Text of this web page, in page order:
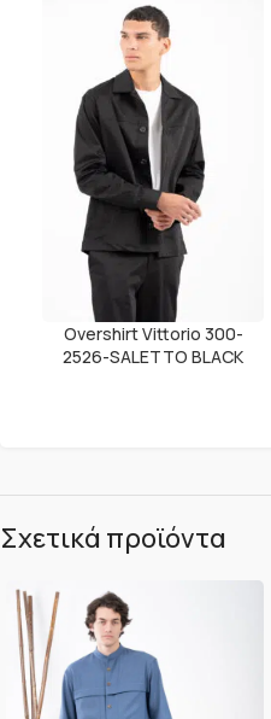
Overshirt Vittorio 300-
2526-SALETTO BLACK
Σχετικά προϊόντα